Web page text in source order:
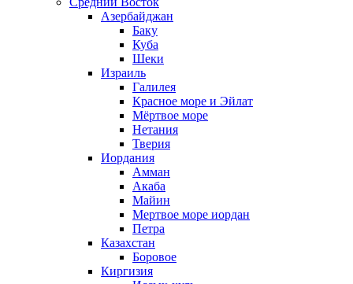
Азербайджан
Баку
Куба
Шеки
Израиль
Галилея
Красное море и Эйлат
Мёртвое море
Нетания
Тверия
Иордания
Амман
Акаба
Майин
Мертвое море иордан
Петра
Казахстан
Боровое
Киргизия